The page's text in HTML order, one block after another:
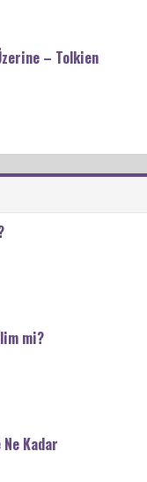
– Tolkien
mi?
Kadar